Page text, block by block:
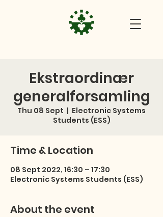
Ekstraordinær
generalforsamling
Thu 08 Sept
  |
Electronic Systems
Students (ESS)
Time & Location
08 Sept 2022, 16:30 – 17:30
Electronic Systems Students (ESS)
About the event